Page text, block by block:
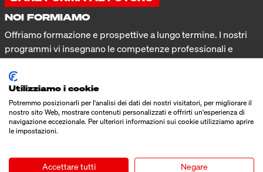
NOI FORMIAMO
Offriamo formazione e prospettive a lungo termine. I nostri
programmi vi insegnano le competenze professionali e
personali e vi preparano al meglio per il vostro futuro
professionale. Insieme, diamo forma al futuro e assicuriamo
prospettive a lungo termine.
QUESTO POTREBBE INTERESSARTI
ANCHE
Utilizziamo i cookie
Potremmo posizionarli per l'analisi dei dati dei nostri visitatori, per migliorare il
nostro sito Web, mostrare contenuti personalizzati e offrirti un'esperienza di
navigazione eccezionale. Per ulteriori informazioni sui cookie utilizziamo aprire
le impostazioni.
Accettare tutti Negare